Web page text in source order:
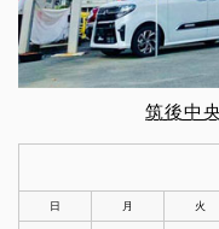
筑後中
日 月 火